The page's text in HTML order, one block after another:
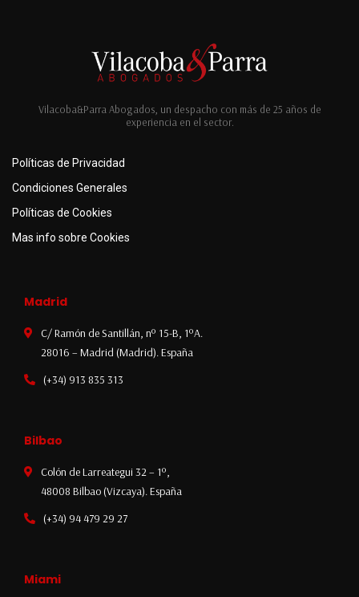
Vilacoba&Parra Abogados, un despacho con más de 25 años de
experiencia en el sector.
Políticas de Privacidad
Condiciones Generales
Políticas de Cookies
Mas info sobre Cookies
Madrid
C/ Ramón de Santillán, nº 15-B, 1ºA.
28016 – Madrid (Madrid). España
(+34) 913 835 313
Bilbao
Colón de Larreategui 32 – 1º,
48008 Bilbao (Vizcaya). España
(+34) 94 479 29 27
Miami